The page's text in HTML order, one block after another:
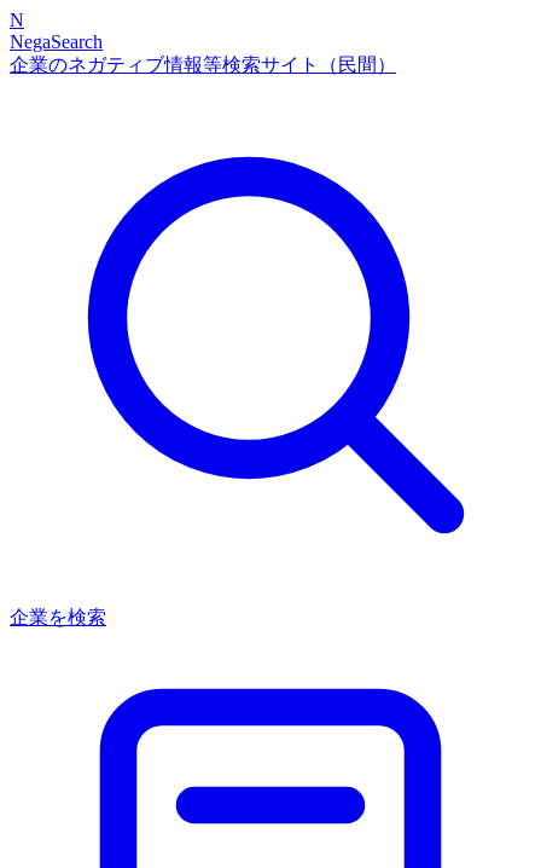
N
NegaSearch
企業のネガティブ情報等検索サイト（民間）
企業を検索